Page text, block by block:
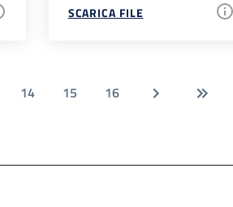
SCARICA FILE
14 15 16